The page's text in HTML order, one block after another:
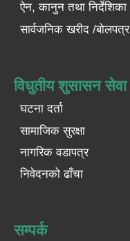
ऐन, कानुन तथा निर्देशिका
सार्वजनिक खरीद /बोलपत्र
विधुतीय शुसासन सेवा
घटना दर्ता
सामाजिक सुरक्षा
नागरिक वडापत्र
निवेदनको ढाँचा
सम्पर्क